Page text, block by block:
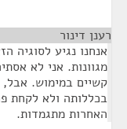
רענן דינור
אנחנו נגיע לסוגיה
מגוונות. אני לא
קשיים במימוש.
בכללותה ולא לקחת
האחרות מתגמדות.